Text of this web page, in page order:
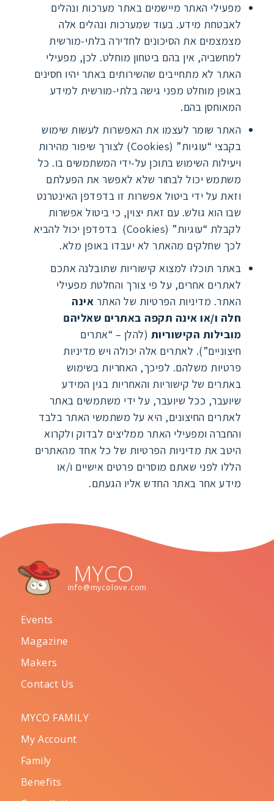
מפעילי האתר מיישמים באתר מערכות ונהלים
לאבטחת מידע. בעוד שמערכות ונהלים אלה
מצמצמים את הסיכונים לחדירה בלתי-מורשית
למחשביה, אין בהם ביטחון מוחלט. לכן, מפעילי
האתר לא מתחייבים שהשירותים באתר יהיו חסינים
באופן מוחלט מפני גישה בלתי-מורשית למידע
המאוחסן בהם.
האתר שומר לעצמו את האפשרות לעשות שימוש
בקבצי “עוגיות” (Cookies) לצורך שיפור מהירות
ויעילות השימוש בתוכן על-ידי המשתמשים בו. כל
משתמש יכול לבחור שלא לאפשר את הפעלתם
וזאת על ידי ביטול אפשרות זו בדפדפן האינטרנט
שבו הוא גולש. עם זאת יצוין, כי ביטול אפשרות
לקבלת “עוגיות” (Cookies) בדפדפן יכול להביא
לכך שחלקים מהאתר לא יעבדו באופן מלא.
באתר תוכלו למצוא קישוריות שתובלנה אתכם
לאתרים אחרים, על פי צורך והחלטת מפעילי
האתר. מדיניות הפרטיות של האתר אינה
חלה ו/או אינה תקפה באתרים שאליהם
מובילות הקישוריות (להלן – “אתרים
חיצוניים”). לאתרים אלה יכולה ויש מדיניות
פרטיות משלהם. לפיכך, האחריות בשימוש
באתרים של קישוריות והאחריות בגין המידע
שיועבר, ככל שיועבר, על ידי משתמשים באתר
לאתרים החיצונים, היא על משתמשי האתר בלבד
והחברה ומפעילי האתר ממליצים לבדוק ולקרוא
היטב את מדיניות הפרטיות של כל אחד מהאתרים
הללו לפני שאתם מוסרים פרטים אישיים ו/או
מידע אחר באתר החדש אליו הגעתם.
MYCO
info@mycolove.com
Events
Magazine
Makers
Contact Us
MYCO FAMILY
My Account
Family
Benefits